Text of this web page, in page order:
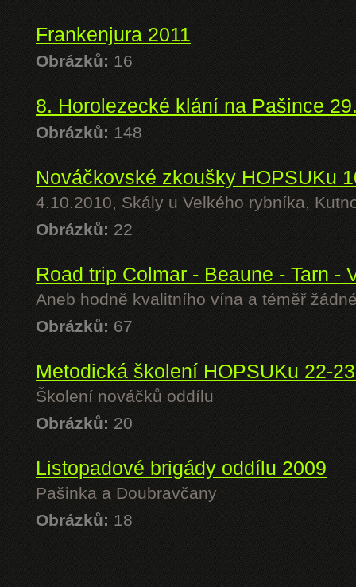
Frankenjura 2011
Obrázků: 16
8. Horolezecké klání na Pašince
Obrázků: 148
Nováčkovské zkoušky HOPSUKu
4.10.2010, Skály u Velkého rybníka,
Obrázků: 22
Road trip Colmar - Beaune - Tarn -
Aneb hodně kvalitního vína a téměř
Obrázků: 67
Metodická školení HOPSUKu 22-
Školení nováčků oddílu
Obrázků: 20
Listopadové brigády oddílu 2009
Pašinka a Doubravčany
Obrázků: 18